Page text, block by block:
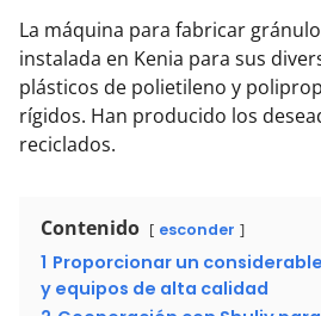
La máquina para fabricar
instalada en Kenia para sus
plásticos de polietileno y
rígidos. Han producido los
reciclados.
Contenido esconder
1 Proporcionar un
y equipos de alta calidad